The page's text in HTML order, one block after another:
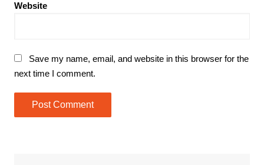
Website
Save my name, email, and website in this browser for the
next time I comment.